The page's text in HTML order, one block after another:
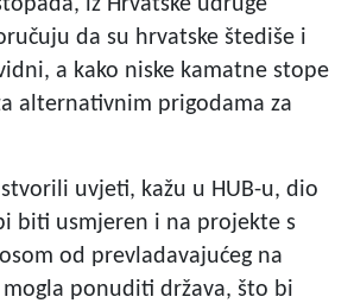
da su hrvatske štediše i
a kako niske kamatne stope
alternativnim prigodama za
uvjeti, kažu u HUB-u, dio
biti usmjeren i na projekte s
od prevladavajućeg na
ponuditi država, što bi